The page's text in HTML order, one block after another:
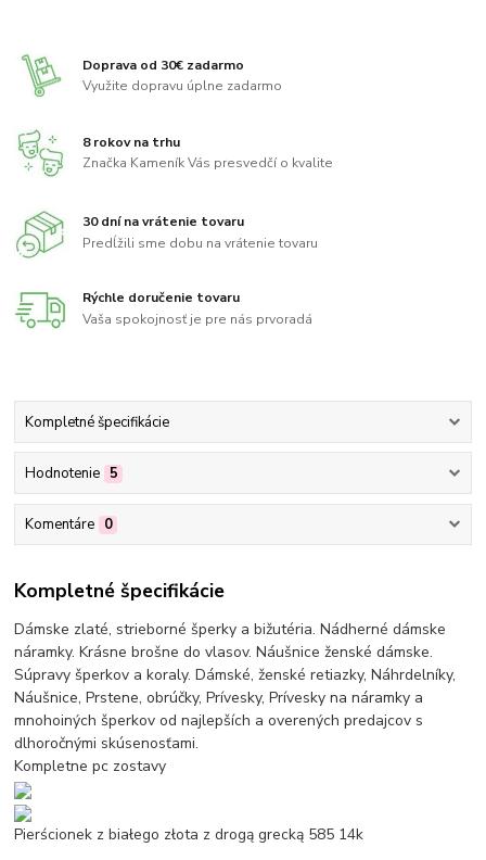
Doprava od 30€ zadarmo
Využite dopravu úplne zadarmo
8 rokov na trhu
Značka Kameník Vás presvedčí o kvalite
30 dní na vrátenie tovaru
Predĺžili sme dobu na vrátenie tovaru
Rýchle doručenie tovaru
Vaša spokojnosť je pre nás prvoradá
Kompletné špecifikácie
Hodnotenie 5
Komentáre 0
Kompletné špecifikácie
Dámske zlaté, strieborné šperky a bižutéria. Nádherné dámske
náramky. Krásne brošne do vlasov. Náušnice ženské dámske.
Súpravy šperkov a koraly. Dámské, ženské retiazky, Náhrdelníky,
Náušnice, Prstene, obrúčky, Prívesky, Prívesky na náramky a
mnohoiných šperkov od najlepších a overených predajcov s
dlhoročnými skúsenosťami.
Kompletne pc zostavy
Pierścionek z białego złota z drogą grecką 585 14k